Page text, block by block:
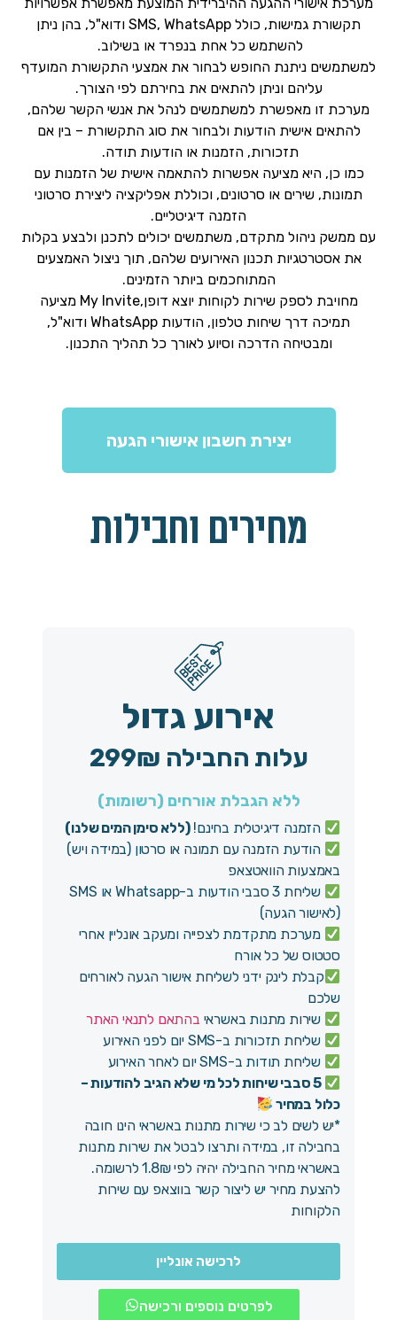
תקשורת גמישות, כולל SMS, WhatsApp ודוא"ל, בהן ניתן
להשתמש כל אחת בנפרד או בשילוב.
למשתמשים ניתנת החופש לבחור את אמצעי התקשורת המועדף
עליהם וניתן להתאים את בחירתם לפי הצורך.
מערכת זו מאפשרת למשתמשים לנהל את אנשי הקשר שלהם,
להתאים אישית הודעות ולבחור את סוג התקשורת – בין אם
תזכורות, הזמנות או הודעות תודה.
כמו כן, היא מציעה אפשרות להתאמה אישית של הזמנות עם
תמונות, שירים או סרטונים, וכוללת אפליקציה ליצירת סרטוני
הזמנה דיגיטליים.
עם ממשק ניהול מתקדם, משתמשים יכולים לתכנן ולבצע בקלות
את אסטרטגיות תכנון האירועים שלהם, תוך ניצול האמצעים
המתוחכמים ביותר הזמינים.
מחויבת לספק שירות לקוחות יוצא דופן,My Invite מציעה
תמיכה דרך שיחות טלפון, הודעות WhatsApp ודוא"ל,
ומבטיחה הדרכה וסיוע לאורך כל תהליך התכנון.
יצירת חשבון אישורי הגעה
מחירים וחבילות
אירוע גדול
עלות החבילה 299₪
ללא הגבלת אורחים (רשומות)
הזמנה דיגיטלית בחינם!(ללא סימן המים שלנו)
הודעת הזמנה עם תמונה או סרטון (במידה ויש)
באמצעות הוואטצאפ
שליחת 3 סבבי הודעות ב-Whatsapp או SMS
(לאישור הגעה)
מערכת מתקדמת לצפייה ומעקב אונליין אחרי
סטטוס של כל אורח
קבלת לינק ידני לשליחת אישור הגעה לאורחים
שלכם
שירות מתנות באשראי בהתאם לתנאי האתר
שליחת תזכורות ב-SMS יום לפני האירוע
שליחת תודות ב-SMS יום לאחר האירוע
5 סבבי שיחות לכל מי שלא הגיב להודעות –
כלול במחיר
*יש לשים לב כי שירות מתנות באשראי הינו חובה
בחבילה זו, במידה ותרצו לבטל את שירות מתנות
באשראי מחיר החבילה יהיה לפי 1.8₪ לרשומה.
להצעת מחיר יש ליצור קשר בווצאפ עם שירות
הלקוחות
לרכישה אונליין
לפרטים נוספים ורכישה